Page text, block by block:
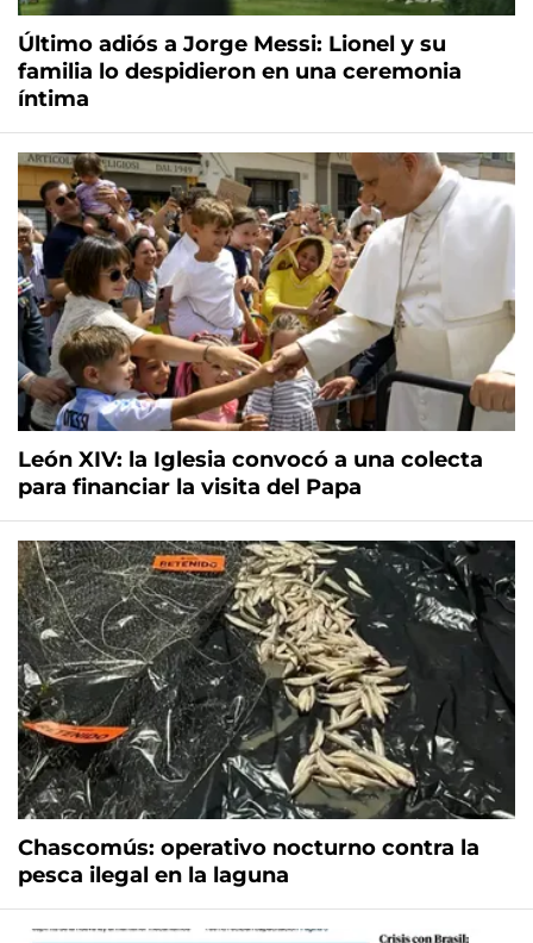
Último adiós a Jorge Messi: Lionel y su
familia lo despidieron en una ceremonia
íntima
León XIV: la Iglesia convocó a una colecta
para financiar la visita del Papa
Chascomús: operativo nocturno contra la
pesca ilegal en la laguna